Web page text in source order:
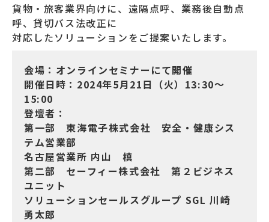
貨物・旅客業界向けに、遠隔点呼、業務後自動点
呼、貸切バス法改正に
対応したソリューションをご提案いたします。
会場：オンラインセミナーにて開催
開催日時：2024年5月21日（火）13:30～
15:00
登壇者：
第一部 東海電子株式会社 安全・健康シス
テム営業部
名古屋営業所 内山 槙
第二部 セーフィー株式会社 第２ビジネス
ユニット
ソリューションセールスグループ SGL 川崎
勇太郎